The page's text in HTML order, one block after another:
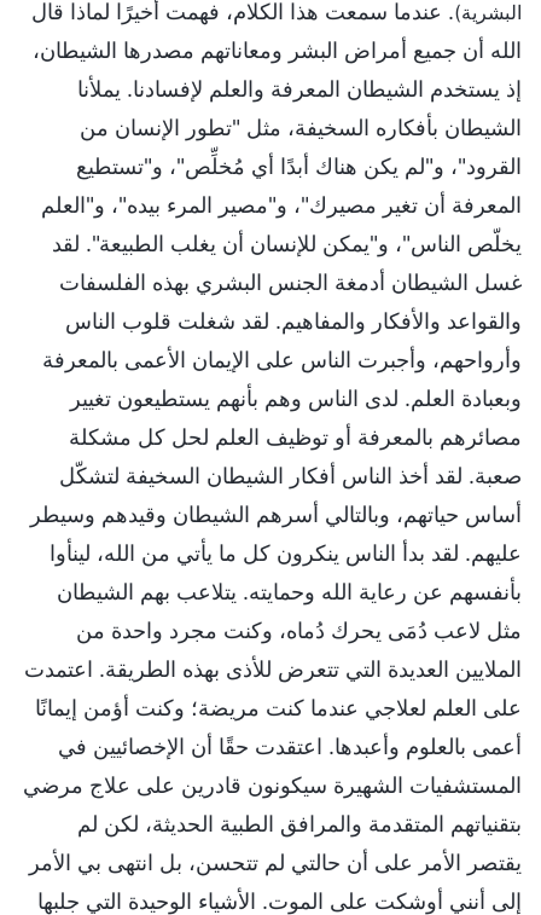
البشرية). عندما سمعت هذا الكلام، فهمت أخيرًا لماذا قال
الله أن جميع أمراض البشر ومعاناتهم مصدرها الشيطان،
إذ يستخدم الشيطان المعرفة والعلم لإفسادنا. يملأنا
الشيطان بأفكاره السخيفة، مثل "تطور الإنسان من
القرود"، و"لم يكن هناك أبدًا أي مُخلِّص"، و"تستطيع
المعرفة أن تغير مصيرك"، و"مصير المرء بيده"، و"العلم
يخلّص الناس"، و"يمكن للإنسان أن يغلب الطبيعة". لقد
غسل الشيطان أدمغة الجنس البشري بهذه الفلسفات
والقواعد والأفكار والمفاهيم. لقد شغلت قلوب الناس
وأرواحهم، وأجبرت الناس على الإيمان الأعمى بالمعرفة
وبعبادة العلم. لدى الناس وهم بأنهم يستطيعون تغيير
مصائرهم بالمعرفة أو توظيف العلم لحل كل مشكلة
صعبة. لقد أخذ الناس أفكار الشيطان السخيفة لتشكّل
أساس حياتهم، وبالتالي أسرهم الشيطان وقيدهم وسيطر
عليهم. لقد بدأ الناس ينكرون كل ما يأتي من الله، لينأوا
بأنفسهم عن رعاية الله وحمايته. يتلاعب بهم الشيطان
مثل لاعب دُمَى يحرك دُماه، وكنت مجرد واحدة من
الملايين العديدة التي تتعرض للأذى بهذه الطريقة. اعتمدت
على العلم لعلاجي عندما كنت مريضة؛ وكنت أؤمن إيمانًا
أعمى بالعلوم وأعبدها. اعتقدت حقًا أن الإخصائيين في
المستشفيات الشهيرة سيكونون قادرين على علاج مرضي
بتقنياتهم المتقدمة والمرافق الطبية الحديثة، لكن لم
يقتصر الأمر على أن حالتي لم تتحسن، بل انتهى بي الأمر
إلى أنني أوشكت على الموت. الأشياء الوحيدة التي جلبها